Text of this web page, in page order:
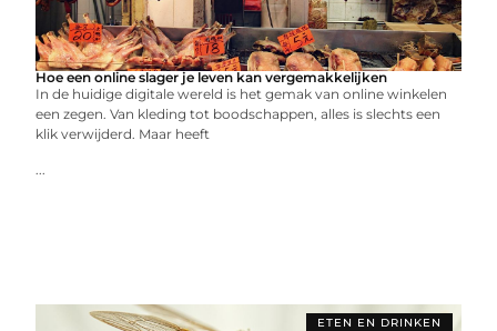
Hoe een online slager je leven kan vergemakkelijken
In de huidige digitale wereld is het gemak van online winkelen
een zegen. Van kleding tot boodschappen, alles is slechts een
klik verwijderd. Maar heeft
...
ETEN EN DRINKEN